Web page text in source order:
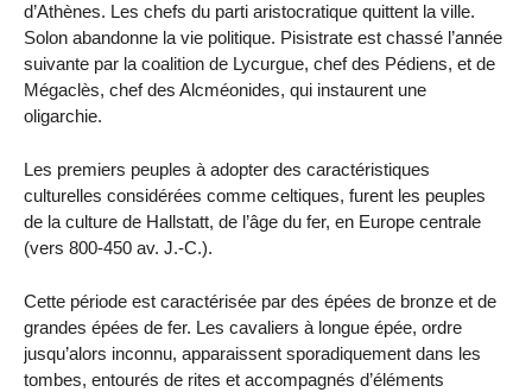
d’Athènes. Les chefs du parti aristocratique quittent la ville.
Solon abandonne la vie politique. Pisistrate est chassé l’année
suivante par la coalition de Lycurgue, chef des Pédiens, et de
Mégaclès, chef des Alcméonides, qui instaurent une
oligarchie.
Les premiers peuples à adopter des caractéristiques
culturelles considérées comme celtiques, furent les peuples
de la culture de Hallstatt, de l’âge du fer, en Europe centrale
(vers 800-450 av. J.-C.).
Cette période est caractérisée par des épées de bronze et de
grandes épées de fer. Les cavaliers à longue épée, ordre
jusqu’alors inconnu, apparaissent sporadiquement dans les
tombes, entourés de rites et accompagnés d’éléments